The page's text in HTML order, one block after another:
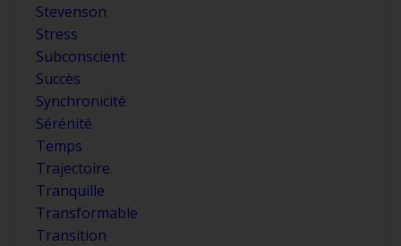
Stevenson
Stress
Subconscient
Succès
Synchronicité
Sérénité
Temps
Trajectoire
Tranquille
Transformable
Transition